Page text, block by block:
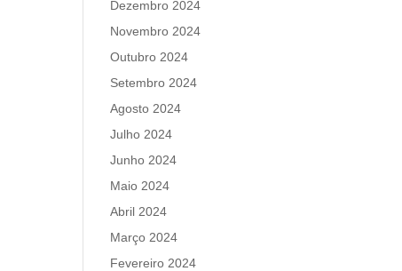
Dezembro 2024
Novembro 2024
Outubro 2024
Setembro 2024
Agosto 2024
Julho 2024
Junho 2024
Maio 2024
Abril 2024
Março 2024
Fevereiro 2024